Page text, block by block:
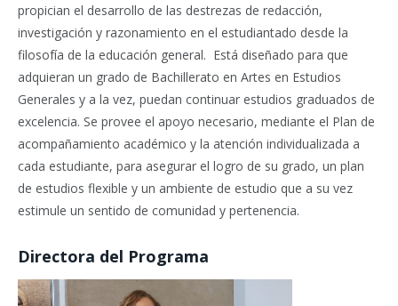
propician el desarrollo de las destrezas de redacción,
investigación y razonamiento en el estudiantado desde la
filosofía de la educación general. Está diseñado para que
adquieran un grado de Bachillerato en Artes en Estudios
Generales y a la vez, puedan continuar estudios graduados de
excelencia. Se provee el apoyo necesario, mediante el Plan de
acompañamiento académico y la atención individualizada a
cada estudiante, para asegurar el logro de su grado, un plan
de estudios flexible y un ambiente de estudio que a su vez
estimule un sentido de comunidad y pertenencia.
Directora del Programa